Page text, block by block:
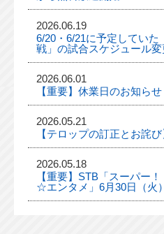
2026.06.19
6/20・6/21に予定してい
戦」の試合スケジュール
2026.06.01
【重要】休業日のお知ら
2026.05.21
【テロップの訂正とお詫び
2026.05.18
【重要】STB「スーパー
☆エンタメ」6月30日（火